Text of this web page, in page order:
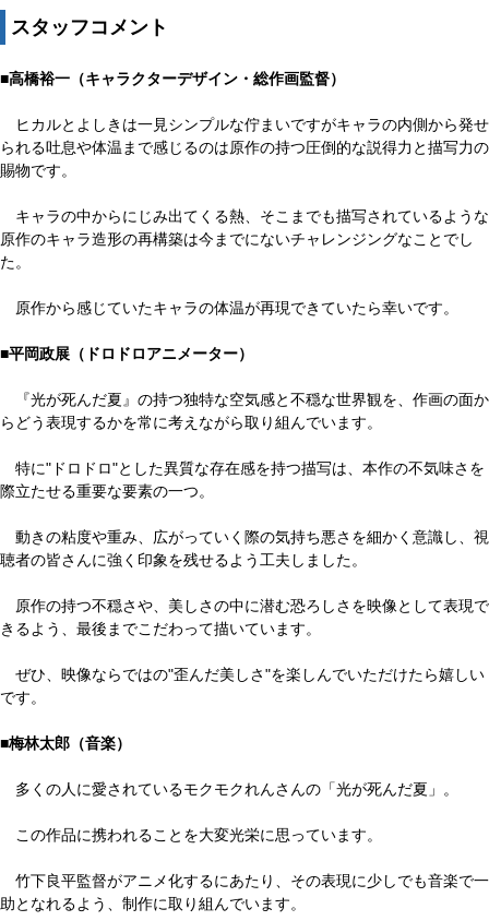
スタッフコメント
■高橋裕一（キャラクターデザイン・総作画監督）
ヒカルとよしきは一見シンプルな佇まいですがキャラの内側から発せ
られる吐息や体温まで感じるのは原作の持つ圧倒的な説得力と描写力の
賜物です。
キャラの中からにじみ出てくる熱、そこまでも描写されているような
原作のキャラ造形の再構築は今までにないチャレンジングなことでし
た。
原作から感じていたキャラの体温が再現できていたら幸いです。
■平岡政展（ドロドロアニメーター）
『光が死んだ夏』の持つ独特な空気感と不穏な世界観を、作画の面か
らどう表現するかを常に考えながら取り組んでいます。
特に"ドロドロ"とした異質な存在感を持つ描写は、本作の不気味さを
際立たせる重要な要素の一つ。
動きの粘度や重み、広がっていく際の気持ち悪さを細かく意識し、視
聴者の皆さんに強く印象を残せるよう工夫しました。
原作の持つ不穏さや、美しさの中に潜む恐ろしさを映像として表現で
きるよう、最後までこだわって描いています。
ぜひ、映像ならではの"歪んだ美しさ"を楽しんでいただけたら嬉しい
です。
■梅林太郎（音楽）
多くの人に愛されているモクモクれんさんの「光が死んだ夏」。
この作品に携われることを大変光栄に思っています。
竹下良平監督がアニメ化するにあたり、その表現に少しでも音楽で一
助となれるよう、制作に取り組んでいます。